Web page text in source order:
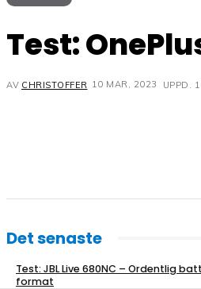
Test:
AV CHRISTOFFER 10 MAR, 2023 UPPD.
Det senaste
Test: JBL Live 680NC – Ordentlig
format